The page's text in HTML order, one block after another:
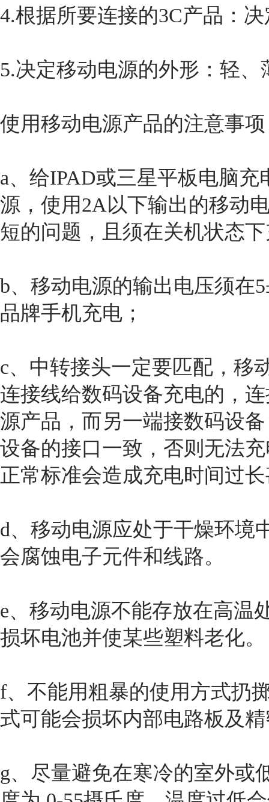
4.根据所要连接的3C产品：
5.决定移动电源的外形：轻、
使用移动电源产品的注意事项
a、给IPAD或三星平板电脑
源，使用2A以下输出的移动
短的问题，且须在关机状态
b、移动电源的输出电压须在
品牌手机充电；
c、中转接头一定要匹配，移
连接线给数码设备充电的，
源产品，而另一端接数码设
设备的接口一致，否则无法
正常标准会造成充电时间过
d、移动电源应处于干燥环境
会腐蚀电子元件和线路。
e、移动电源不能存放在高温
损坏电池并使某些塑料老化。
f、不能用粗暴的使用方式扔
式可能会损坏内部电路板及
g、尽量避免在寒冷的室外或